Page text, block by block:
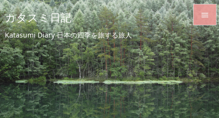
カタスミ日記
Katasumi Diary 日本の四季を旅する旅人


メニュ

サイド

前へ
